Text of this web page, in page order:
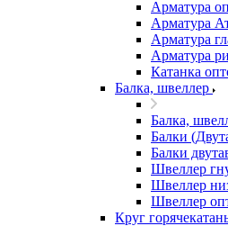
Арматура
Арматура
Арматура
Арматура
Катанка
Балка, швеллер
Балка,
Балки
Балки
Швеллер
Швеллер
Швеллер
Круг